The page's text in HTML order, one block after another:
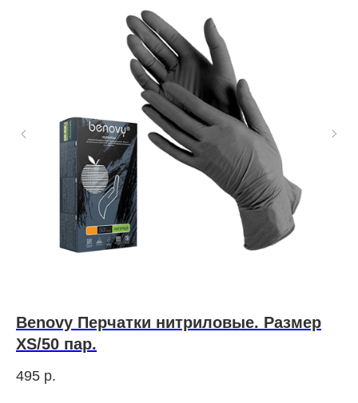
Benovy Перчатки нитриловые. Размер
XS/50 пар.
495 р.